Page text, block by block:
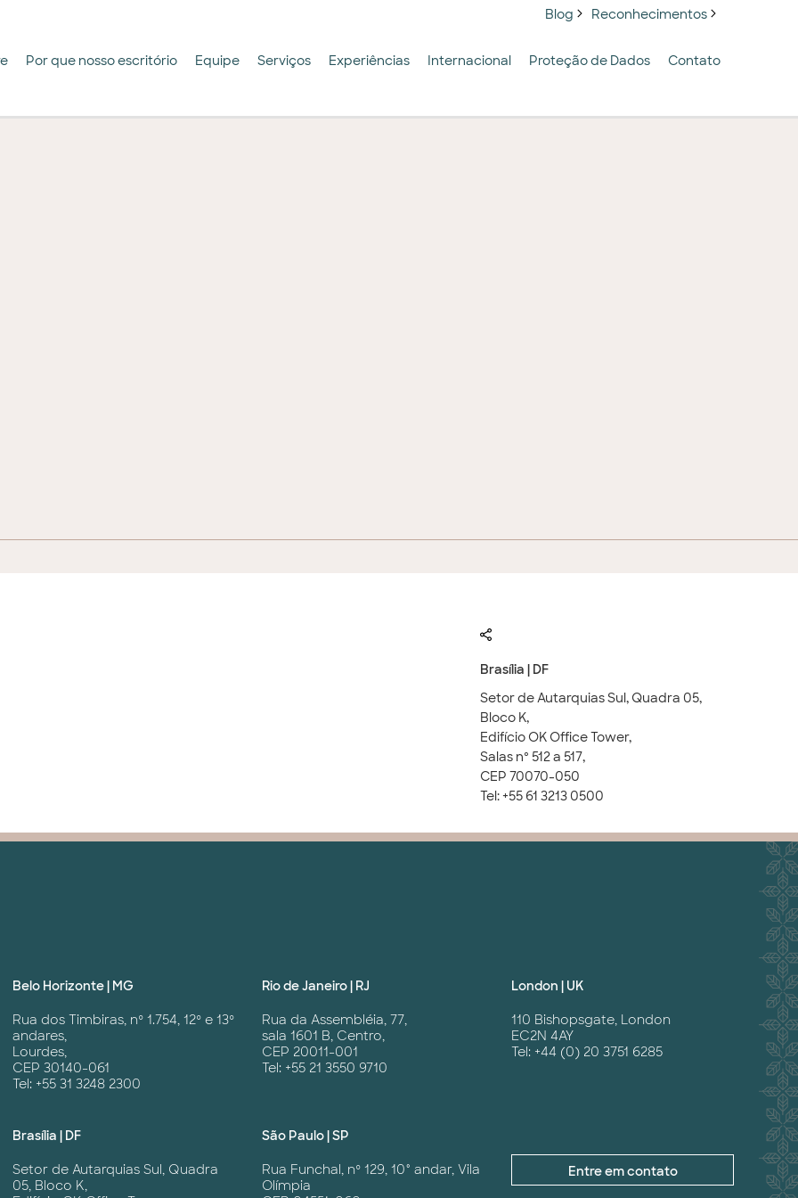
Blog Reconhecimentos
Por que nosso escritório Equipe Serviços Experiências Internacional Proteção de Dados Contato
Brasília | DF
Setor de Autarquias Sul, Quadra 05,
Bloco K,
Edifício OK Office Tower,
Salas nº 512 a 517,
CEP 70070-050
Tel: +55 61 3213 0500
Belo Horizonte | MG
Rua dos Timbiras, nº 1.754, 12º e 13º
andares,
Lourdes,
CEP 30140-061
Tel: +55 31 3248 2300
Rio de Janeiro | RJ
Rua da Assembléia, 77,
sala 1601 B, Centro,
CEP 20011-001
Tel: +55 21 3550 9710
London | UK
110 Bishopsgate, London
EC2N 4AY
Tel: +44 (0) 20 3751 6285
Brasília | DF
Setor de Autarquias Sul, Quadra
05, Bloco K,
São Paulo | SP
Rua Funchal, nº 129, 10° andar, Vila
Olímpia
Entre em contato